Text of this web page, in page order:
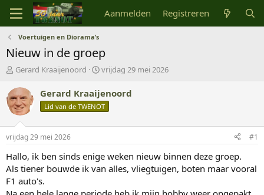
Aanmelden Registreren
Voertuigen en Diorama’s
Nieuw in de groep
O
d
e
r
w
e
r
p
t
a
Gerard Kraaijenoord
S
a
r
t
t
u
vrijdag 29 mei 2026
Gerard Kraaijenoord
Lid van de TWENOT
vrijdag 29 mei 2026 #1
Hallo, ik ben sinds enige weken nieuw binnen deze groep.
Als tiener bouwde ik van alles, vliegtuigen, boten maar vooral
F1 auto's.